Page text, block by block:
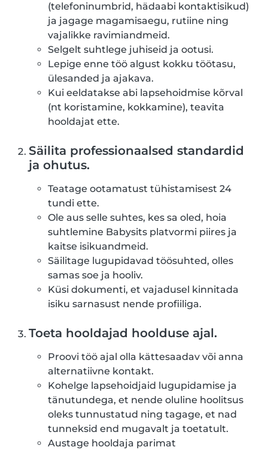
(telefoninumbrid, hädaabi kontaktisikud)
ja jagage magamisaegu, rutiine ning
vajalikke ravimiandmeid.
Selgelt suhtlege juhiseid ja ootusi.
Lepige enne töö algust kokku töötasu,
ülesanded ja ajakava.
Kui eeldatakse abi lapsehoidmise kõrval
(nt koristamine, kokkamine), teavita
hooldajat ette.
Säilita professionaalsed standardid
ja ohutus.
Teatage ootamatust tühistamisest 24
tundi ette.
Ole aus selle suhtes, kes sa oled, hoia
suhtlemine Babysits platvormi piires ja
kaitse isikuandmeid.
Säilitage lugupidavad töösuhted, olles
samas soe ja hooliv.
Küsi dokumenti, et vajadusel kinnitada
isiku sarnasust nende profiiliga.
Toeta hooldajad hoolduse ajal.
Proovi töö ajal olla kättesaadav või anna
alternatiivne kontakt.
Kohelge lapsehoidjaid lugupidamise ja
tänutundega, et nende oluline hoolitsus
oleks tunnustatud ning tagage, et nad
tunneksid end mugavalt ja toetatult.
Austage hooldaja parimat